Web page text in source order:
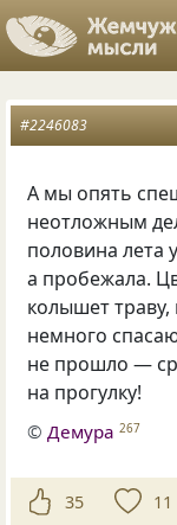
#2246083
А мы опять
неотложным
половина лета
а пробежала.
колышет
немного
не прошло —
на прогулку!
© Демура 267
35 11